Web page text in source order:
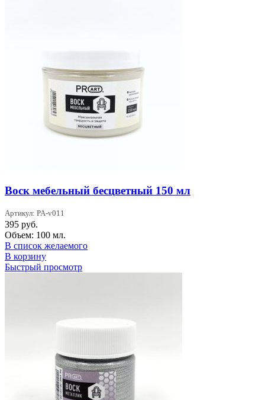
Воск мебельный бесцветный 150 мл
Артикул: PA-v011
395 руб.
Объем: 100 мл.
В список желаемого
В корзину
Быстрый просмотр